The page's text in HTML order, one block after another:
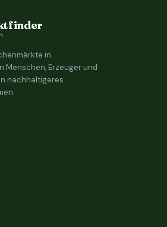
in
Menschen, Erzeuger und
nachhaltigeres